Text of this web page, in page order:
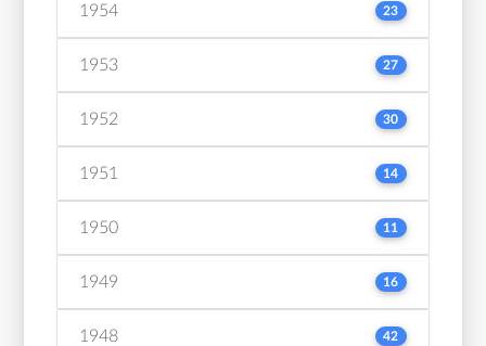
1954 23
1953 27
1952 30
1951 14
1950 11
1949 16
1948 42